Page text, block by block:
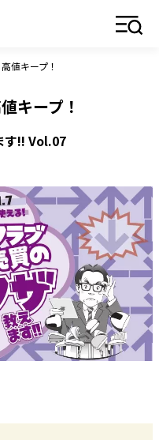
値キープ！
キープ！
す!! Vol.07